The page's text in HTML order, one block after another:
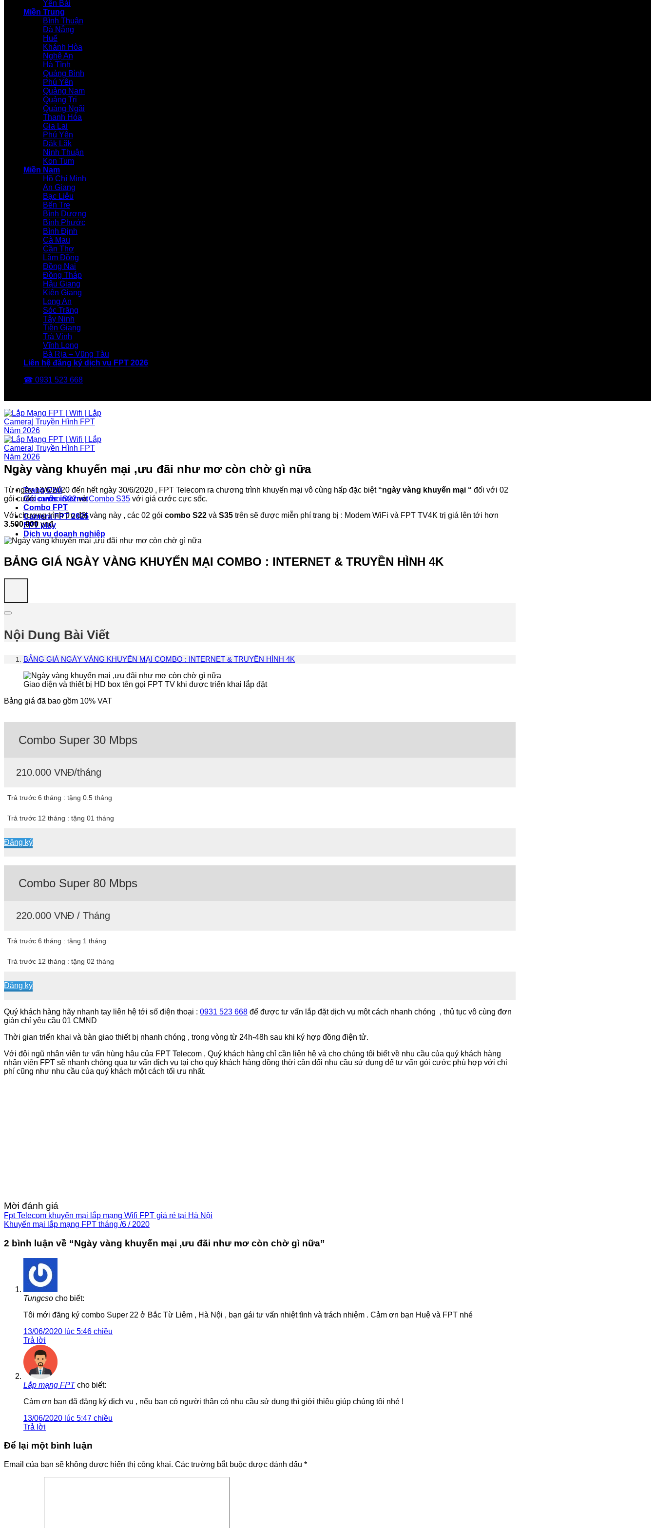
Yên Bái
Miền Trung
Bình Thuận
Đà Nẵng
Huế
Khánh Hòa
Nghệ An
Hà Tĩnh
Quảng Bình
Phú Yên
Quảng Nam
Quảng Trị
Quảng Ngãi
Thanh Hóa
Gia Lai
Phú Yên
Đăk Lăk
Ninh Thuận
Kon Tum
Miền Nam
Hồ Chí Minh
An Giang
Bạc Liêu
Bến Tre
Bình Dương
Bình Phước
Bình Định
Cà Mau
Cần Thơ
Lâm Đồng
Đồng Nai
Đồng Tháp
Hậu Giang
Kiên Giang
Long An
Sóc Trăng
Tây Ninh
Tiền Giang
Trà Vinh
Vĩnh Long
Bà Rịa – Vũng Tàu
Liên hệ đăng ký dịch vụ FPT 2026
☎ 0931 523 668
Trang Chủ
Gói cước internet
Combo FPT
Camera FPT 2025
FPT play
Dịch vụ doanh nghiệp
Ngày vàng khuyến mại ,ưu đãi như mơ còn chờ gì nữa
Từ ngày 13/6/2020 đến hết ngày 30/6/2020 , FPT Telecom ra chương trình khuyến mại vô cùng hấp đặc biệt “ngày vàng khuyến mại “ đối với 02
gói cướccombo S22vàCombo S35 với giá cước cực sốc.
Với chương trình ữu đãi vàng này , các 02 gói combo S22 và S35 trên sẽ được miễn phí trang bị : Modem WiFi và FPT TV4K trị giá lên tới hơn
3.500.000 vnđ.
BẢNG GIÁ NGÀY VÀNG KHUYẾN MẠI COMBO : INTERNET & TRUYỀN HÌNH 4K
Nội Dung Bài Viết
BẢNG GIÁ NGÀY VÀNG KHUYẾN MẠI COMBO : INTERNET & TRUYỀN HÌNH 4K
Giao diện và thiết bị HD box tên gọi FPT TV khi được triển khai lắp đặt
Bảng giá đã bao gồm 10% VAT
Combo Super 30 Mbps
210.000 VNĐ/tháng
Trả trước 6 tháng : tặng 0.5 tháng
Trả trước 12 tháng : tặng 01 tháng
Đăng ký
Combo Super 80 Mbps
220.000 VNĐ / Tháng
Trả trước 6 tháng : tặng 1 tháng
Trả trước 12 tháng : tặng 02 tháng
Đăng ký
Quý khách hàng hãy nhanh tay liên hệ tới số điện thoại : 0931 523 668 để được tư vấn lắp đặt dịch vụ một cách nhanh chóng , thủ tục vô cùng đơn
giản chỉ yêu cầu 01 CMND
Thời gian triển khai và bàn giao thiết bị nhanh chóng , trong vòng từ 24h-48h sau khi ký hợp đồng điện tử.
Với đội ngũ nhân viên tư vấn hùng hậu của FPT Telecom , Quý khách hàng chỉ cần liên hệ và cho chúng tôi biết về nhu cầu của quý khách hàng
nhân viên FPT sẽ nhanh chóng qua tư vấn dịch vụ tại cho quý khách hàng đồng thời cân đối nhu cầu sử dụng để tư vấn gói cước phù hợp với chi
phí cũng như nhu cầu của quý khách một cách tối ưu nhất.
Mời đánh giá
Fpt Telecom khuyến mại lắp mạng Wifi FPT giá rẻ tại Hà Nội
Khuyến mại lắp mạng FPT tháng /6 / 2020
2 bình luận về “Ngày vàng khuyến mại ,ưu đãi như mơ còn chờ gì nữa”
Tungcso cho biết:
Tôi mới đăng ký combo Super 22 ở Bắc Từ Liêm , Hà Nội , bạn gái tư vấn nhiệt tình và trách nhiệm . Cảm ơn bạn Huệ và FPT nhé
13/06/2020 lúc 5:46 chiều
Trả lời
Lắp mạng FPT cho biết:
Cảm ơn bạn đã đăng ký dịch vụ , nếu bạn có người thân có nhu cầu sử dụng thì giới thiệu giúp chúng tôi nhé !
13/06/2020 lúc 5:47 chiều
Trả lời
Để lại một bình luận
Email của bạn sẽ không được hiển thị công khai. Các trường bắt buộc được đánh dấu *